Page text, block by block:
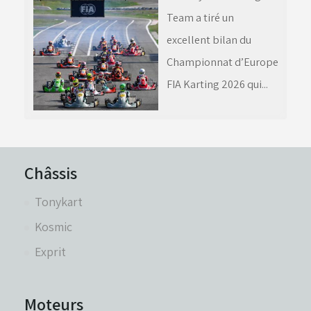
Team a tiré un
excellent bilan du
Championnat d’Europe
FIA Karting 2026 qui...
Châssis
Tonykart
Kosmic
Exprit
Moteurs